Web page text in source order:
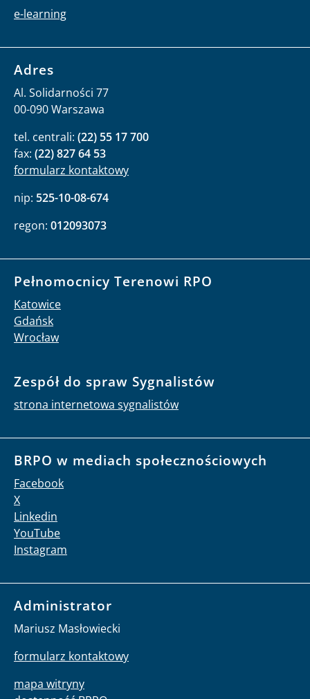
E-LEARNING BRPO
e-learning
Adres
00-090 Warszawa
tel. centrali:(22) 55 17 700
formularz kontaktowy
nip:525-10-08-674
regon:012093073
Pełnomocnicy Terenowi RPO
Katowice
Zespół do spraw Sygnalistów
strona internetowa sygnalistów
BRPO w mediach społecznościowych
Facebook
X
Linkedin
Instagram
Administrator
Mariusz Masłowiecki
formularz kontaktowy